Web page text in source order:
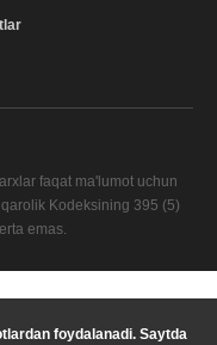
foydalanadi. Saytda
faqat ma'lumot uchun
Kodeksining 395 (5)
emas.
Sifat xizmati